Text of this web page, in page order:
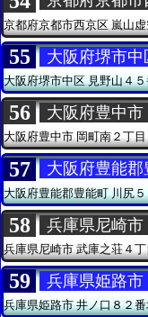
京都府京都市西京区 嵐山
55 大阪府堺市
大阪府堺市中区見野山４５
56 大阪府豊中市
大阪府豊中市岡町南２丁
57 大阪府豊能
大阪府豊能郡豊能町川尻５
58 兵庫県尼崎市
兵庫県尼崎市武庫之荘４
59 兵庫県姫路市
兵庫県姫路市井ノ口８２番